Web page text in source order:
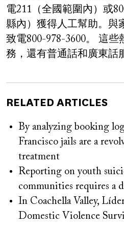
電211（全國範圍內）或
縣內）獲得人工幫助。與
致電800-978-3600。 這
務，還有普通話和廣東話
RELATED ARTICLES
By analyzing booking
Francisco jails are a
treatment
Reporting on youth
communities requires a
In Coachella Valley,
Domestic Violence